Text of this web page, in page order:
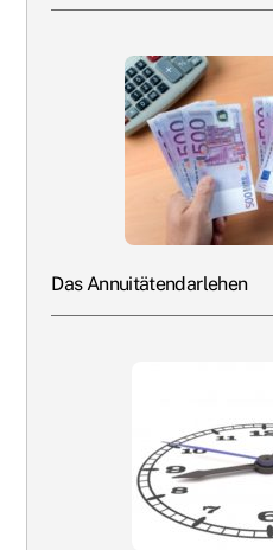
Das Annuitätendarlehen